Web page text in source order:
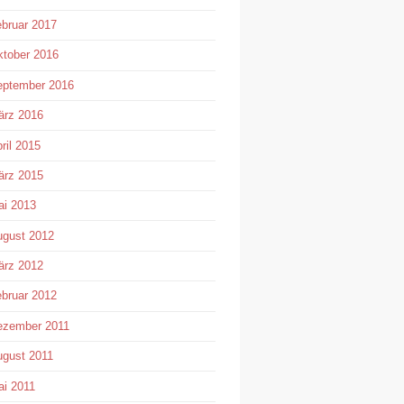
2017
2016
2016
2016
2015
2015
2013
2012
2012
2012
2011
2011
2011